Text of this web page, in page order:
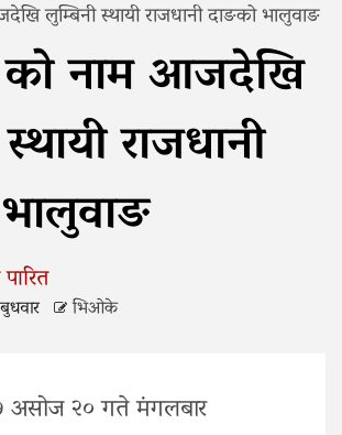
लुम्बिनी स्थायी राजधानी दाङको भालुवाङ
को नाम आजदेखि
राजधानी
भिओके
२० गते मंगलबार